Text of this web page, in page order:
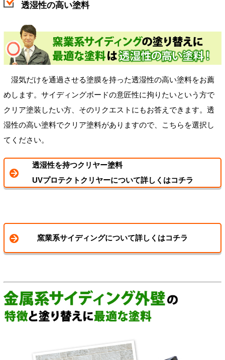
透湿性の高い塗料
湿気だけを通過させる塗膜を持った透湿性の高い塗料をお薦
めします。サイディングボードの意匠性に拘りたいという方で
クリア塗装したい方、そのリクエストにもお答えできます。透
湿性の高い塗料でクリア塗料がありますので、こちらを選択し
てください。
透湿性を持つクリヤー塗料
UVプロテクトクリヤーについて詳しくはコチラ
窯業系サイディングについて詳しくはコチラ